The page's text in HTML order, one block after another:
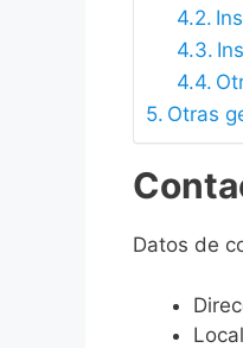
Otras
Datos de